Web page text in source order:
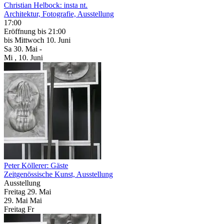
Christian Helbock: insta nt.
Architektur, Fotografie, Ausstellung
17:00
Eröffnung bis 21:00
bis Mittwoch 10. Juni
Sa 30. Mai -
Mi , 10. Juni
Peter Köllerer: Gäste
Zeitgenössische Kunst, Ausstellung
Ausstellung
Freitag 29. Mai
29. Mai Mai
Freitag Fr